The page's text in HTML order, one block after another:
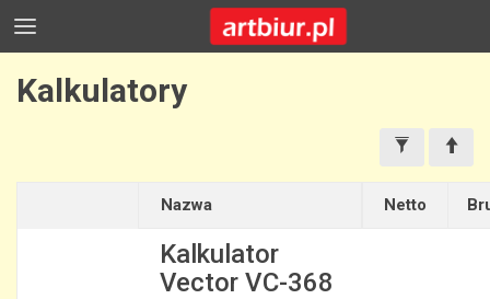
Kalkulatory
Kalkulator
Vector VC-368
Nazwa Netto